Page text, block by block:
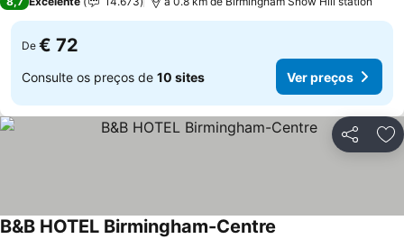
De € 72
Consulte os preços de 10 sites Ver preços
Partilhar
B&B HOTEL Birmingham-Centre